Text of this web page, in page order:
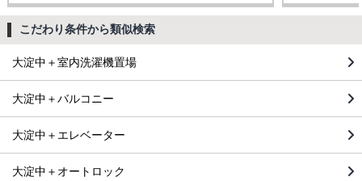
こだわり条件から類似検索
大淀中＋室内洗濯機置場
大淀中＋バルコニー
大淀中＋エレベーター
大淀中＋オートロック